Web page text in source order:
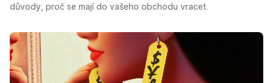
důvody, proč se mají do vašeho obchodu vracet.